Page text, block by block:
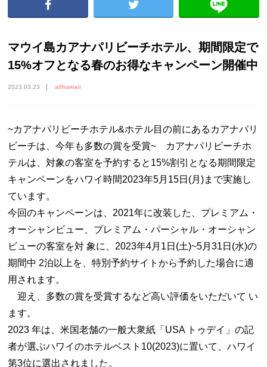
マウイ島カアナパリビーチホテル、期間限定で
15%オフとなる春のお得なキャンペーン開催中
2023.03.23 allhawaii
~カアナパリビーチホテル&ホテル目の前にあるカアナパリ
ビーチは、今年も多数の賞を受賞~ カアナパリビーチホ
テルは、対象の客室を予約すると15%割引となる期間限定
キャンペーンをハワイ時間2023年5月15日(月)まで実施し
ています。
今回のキャンペーンは、2021年に改装した、プレミアム・
オーシャンビュー、プレミアム・パーシャル・オーシャン
ビューの客室を対 象に、2023年4月1日(土)~5月31日(水)の
期間中 2泊以上を、特別予約サイトから予約した場合に適
用されます。
迎え、多数の賞を受賞するなど高い評価をいただいて い
ます。
2023 年は、米国老舗の一般大衆紙「USA トゥデイ」の記
者が選ぶハワイのホテルベスト10(2023)に置いて、ハワイ
第3位に選出されました。